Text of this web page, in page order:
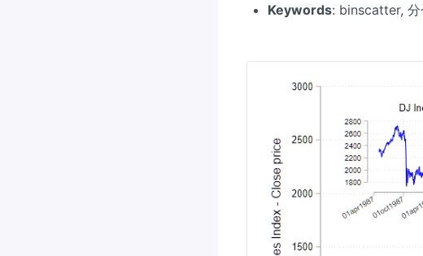
Keywords: binscatter,